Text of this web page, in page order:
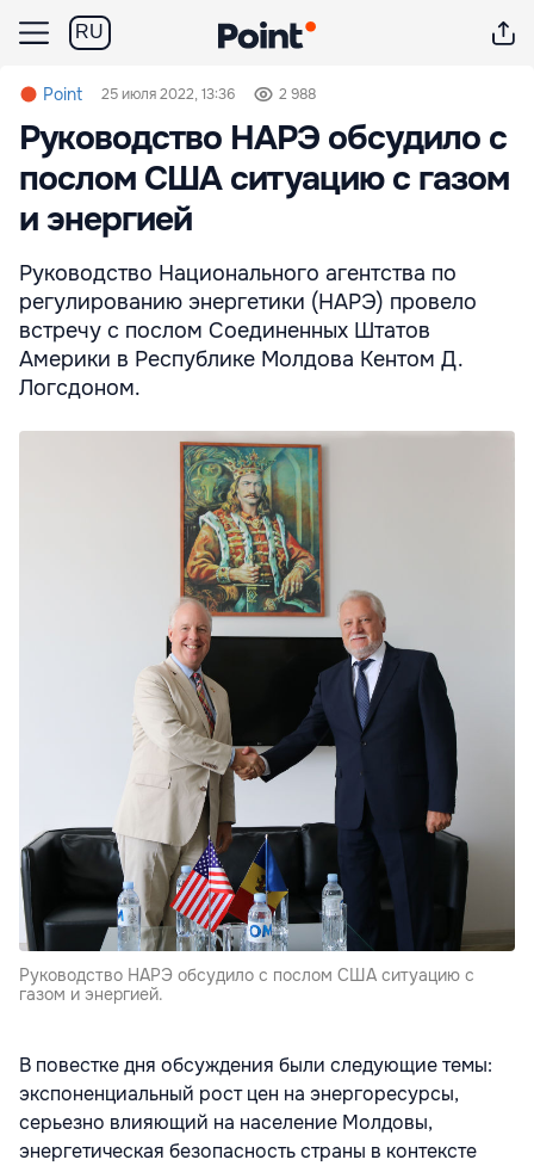
RU
Point 25 июля 2022, 13:36 2 988
Руководство НАРЭ обсудило с
послом США ситуацию с газом
и энергией
Руководство Национального агентства по
регулированию энергетики (НАРЭ) провело
встречу с послом Соединенных Штатов
Америки в Республике Молдова Кентом Д.
Логсдоном.
Руководство НАРЭ обсудило с послом США ситуацию с
газом и энергией.
В повестке дня обсуждения были следующие темы:
экспоненциальный рост цен на энергоресурсы,
серьезно влияющий на население Молдовы,
энергетическая безопасность страны в контексте